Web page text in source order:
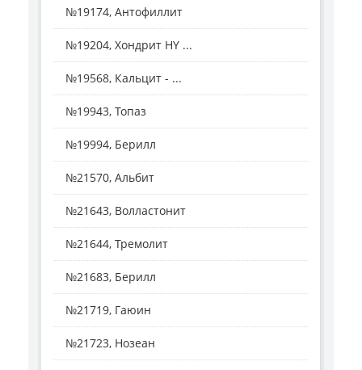
№19174, Антофиллит
№19204, Хондрит HY ...
№19568, Кальцит - ...
№19943, Топаз
№19994, Берилл
№21570, Альбит
№21643, Волластонит
№21644, Тремолит
№21683, Берилл
№21719, Гаюин
№21723, Нозеан